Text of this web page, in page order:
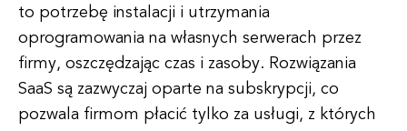
to potrzebę instalacji i utrzymania
oprogramowania na własnych serwerach przez
firmy, oszczędzając czas i zasoby. Rozwiązania
SaaS są zazwyczaj oparte na subskrypcji, co
pozwala firmom płacić tylko za usługi, z których